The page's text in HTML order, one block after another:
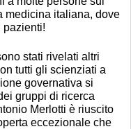
medicina italiana, dove
pazienti!
stati rivelati altri
tutti gli scienziati a
governativa si
gruppi di ricerca
Merlotti è riuscito
eccezionale che